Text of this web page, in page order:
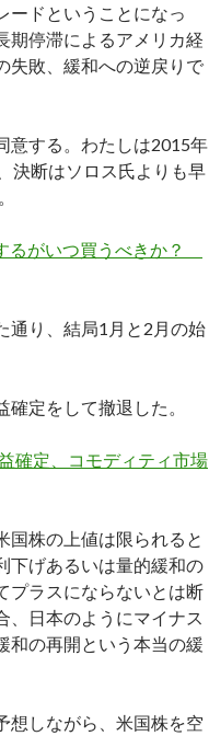
ードということになっ
期停滞によるアメリカ経
失敗、緩和への逆戻りで
意する。わたしは2015年
決断はソロス氏よりも早
るがいつ買うべきか？
通り、結局1月と2月の始
定をして撤退した。
確定、コモディティ市場
国株の上値は限られると
下げあるいは量的緩和の
プラスにならないとは断
、日本のようにマイナス
和の再開という本当の緩
想しながら、米国株を空